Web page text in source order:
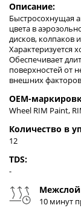
Описание:
Быстросохнущая
цвета в
дисков, колпаков
Характеризуется
Обеспечивает
поверхностей от
внешних
OEM-
Wheel RIM Paint,
Количество в
12
TDS:
-
10 минут